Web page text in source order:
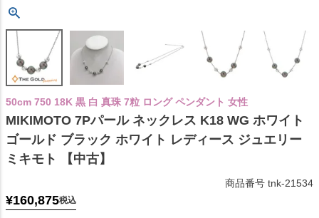
50cm 750 18K 黒 白 真珠 7粒 ロング ペンダント 女性
MIKIMOTO 7Pパール ネックレス K18 WG ホワイト
ゴールド ブラック ホワイト レディース ジュエリー
ミキモト 【中古】
商品番号 tnk-21534
¥160,875税込